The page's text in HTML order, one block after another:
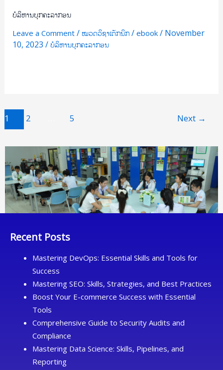
ບໍລິຫານບຸກຄະລາກອນ
Leave a Comment / ໝວດວິຊາເຕັກນິກ/ ebook / November
10, 2023 / ບໍລິຫານບຸກຄະລາກອນ
1 2 5 Next →
Recent Posts
Mastering DevOps: Essential Skills and Tools for
Success
Mastering SEO: Skills, Strategies, and Best Practices
Boost Your E-commerce Success with Essential
Tools
Comprehensive Guide to Security Audits and
Compliance
Mastering Data Science: Skills, Pipelines, and
Reporting